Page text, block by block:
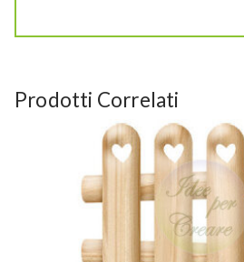
Prodotti Correlati